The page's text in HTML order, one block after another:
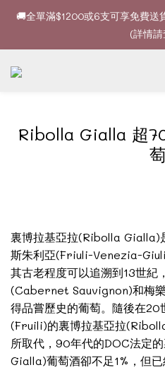
🚚全單滿$1200或6支可享免費送
(詳情
🚚全單滿$1200或6支可享免費送
(詳情
🍷酒款、優惠經常更新，請時刻
(詳情
Ribolla Gialla 超
萄
裏博拉基亞拉(Ribolla Gialla)
斯朱利亞(Friuli-Venezia-
其古老程度可以追溯到13世紀
(Cabernet Sauvignon)和梅
得品嘗歷史的葡萄。隨後在
(Fruili)的裏博拉基亞拉
所取代，90年代的DOC法定
Gialla)葡萄酒卻不足1%，但